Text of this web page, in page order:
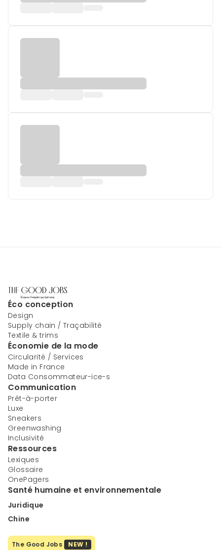
Éco conception
Design
Supply chain / Traçabilité
Textile & trims
Économie de la mode
Circularité / Services
Made in France
Data Consommateur-ice-s
Communication
Prêt-à-porter
Luxe
Sneakers
Greenwashing
Inclusivité
Ressources
Lexiques
Glossaire
OnePagers
Santé humaine et environnementale
Juridique
Chine
The Good Jobs NEW !